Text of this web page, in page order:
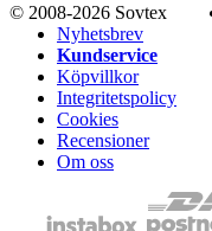
© 2008-2026 Sovtex
Nyhetsbrev
Kundservice
Köpvillkor
Integritetspolicy
Cookies
Recensioner
Om oss